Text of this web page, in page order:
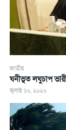
জাতীয়
ঘনীভূত লঘুচাপ
জুলাই ১৬, ২০২৬